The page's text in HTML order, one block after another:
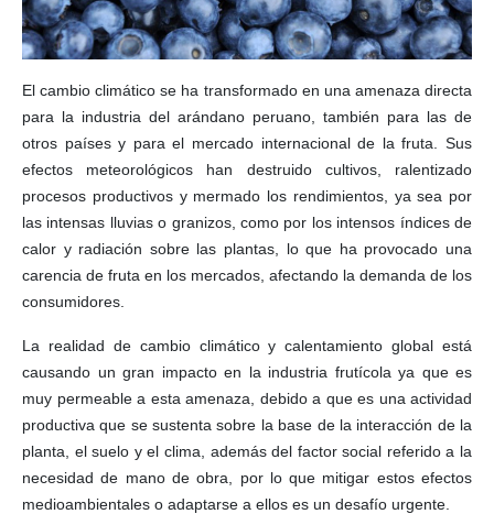
El cambio climático se ha transformado en una amenaza directa
para la industria del arándano peruano, también para las de
otros países y para el mercado internacional de la fruta. Sus
efectos meteorológicos han destruido cultivos, ralentizado
procesos productivos y mermado los rendimientos, ya sea por
las intensas lluvias o granizos, como por los intensos índices de
calor y radiación sobre las plantas, lo que ha provocado una
carencia de fruta en los mercados, afectando la demanda de los
consumidores.
La realidad de cambio climático y calentamiento global está
causando un gran impacto en la industria frutícola ya que es
muy permeable a esta amenaza, debido a que es una actividad
productiva que se sustenta sobre la base de la interacción de la
planta, el suelo y el clima, además del factor social referido a la
necesidad de mano de obra, por lo que mitigar estos efectos
medioambientales o adaptarse a ellos es un desafío urgente.